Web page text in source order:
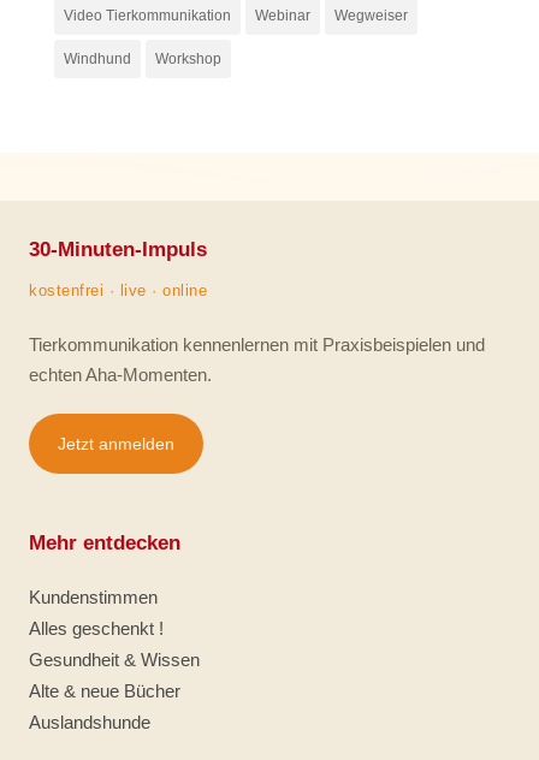
Video Tierkommunikation Webinar Wegweiser
Windhund Workshop
30-Minuten-Impuls
kostenfrei · live · online
Tierkommunikation kennenlernen mit Praxisbeispielen und
echten Aha-Momenten.
Jetzt anmelden
Mehr entdecken
Kundenstimmen
Alles geschenkt !
Gesundheit & Wissen
Alte & neue Bücher
Auslandshunde